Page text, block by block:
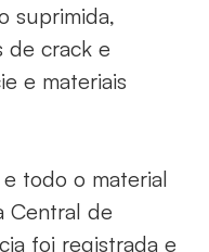
suprimida,
de crack e
e materiais
todo o material
Central de
foi registrada e